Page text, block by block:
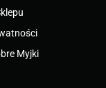
Myjki